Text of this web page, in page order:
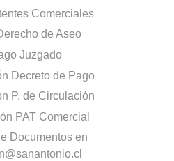
Comerciales
de Aseo
Juzgado
Decreto de Pago
P. de Circulación
PAT Comercial
Documentos en